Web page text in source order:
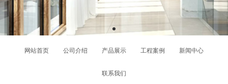
网站首页 公司介绍 产品展示 工程案例 新闻中心
联系我们